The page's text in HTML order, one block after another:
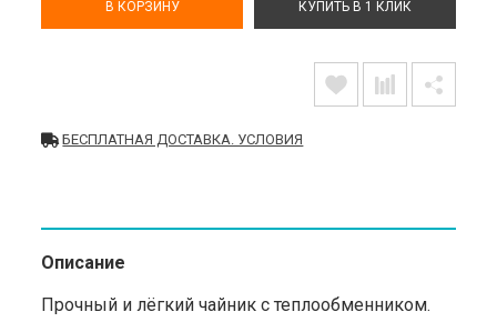
В КОРЗИНУ КУПИТЬ В 1 КЛИК
БЕСПЛАТНАЯ ДОСТАВКА. УСЛОВИЯ
Описание
Прочный и лёгкий чайник с теплообменником.